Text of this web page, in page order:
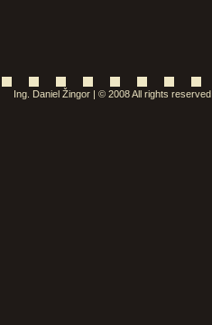
Ing. Daniel Žingor | © 2008 All rights reserved